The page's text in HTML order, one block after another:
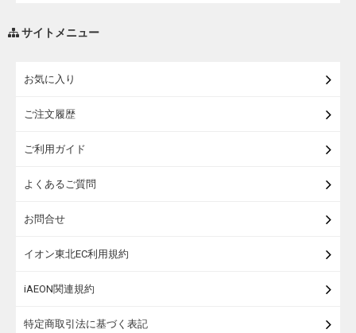
サイトメニュー
お気に入り
ご注文履歴
ご利用ガイド
よくあるご質問
お問合せ
イオン東北EC利用規約
iAEON関連規約
特定商取引法に基づく表記